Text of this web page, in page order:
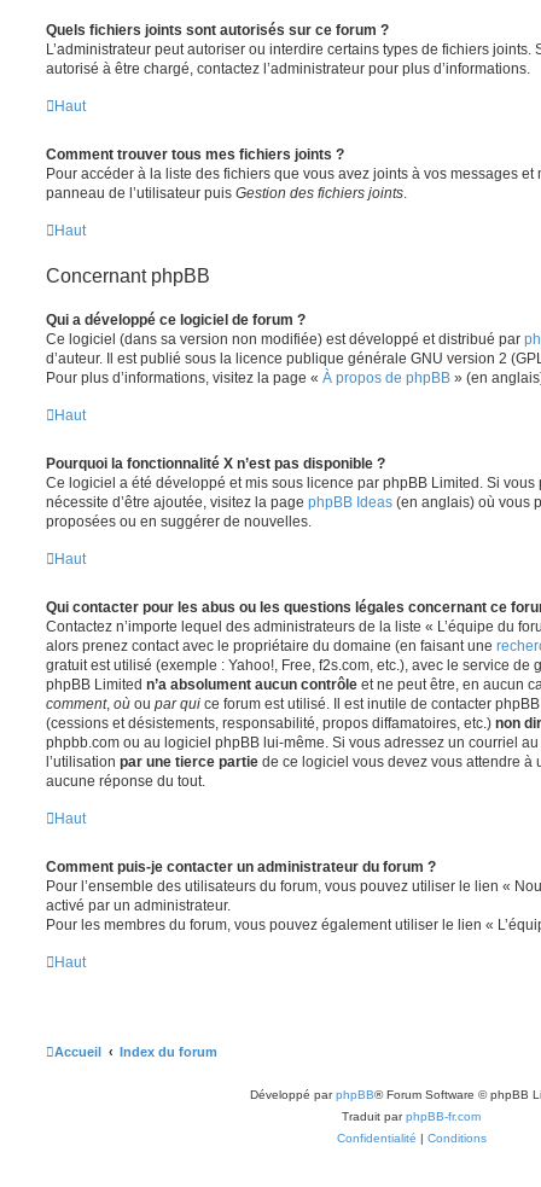
Quels fichiers joints sont autorisés sur ce forum ?
L’administrateur peut autoriser ou interdire certains types de fichiers joints.
autorisé à être chargé, contactez l’administrateur pour plus d’informations.
Haut
Comment trouver tous mes fichiers joints ?
Pour accéder à la liste des fichiers que vous avez joints à vos messages
panneau de l’utilisateur puis Gestion des fichiers joints
Haut
Concernant phpBB
Qui a développé ce logiciel de forum ?
Ce logiciel (dans sa version non modifiée) est développé et distribué par
d’auteur. Il est publié sous la licence publique générale GNU version 2
Pour plus d’informations, visitez la page « À propos de phpBB » (en
Haut
Pourquoi la fonctionnalité X n’est pas disponible ?
Ce logiciel a été développé et mis sous licence par phpBB Limited. Si vous
nécessite d’être ajoutée, visitez la page phpBB Ideas (en anglais) où vous
proposées ou en suggérer de nouvelles.
Haut
Qui contacter pour les abus ou les questions légales concernant ce
Contactez n’importe lequel des administrateurs de la liste « L’équipe du
alors prenez contact avec le propriétaire du domaine (en faisant une
gratuit est utilisé (exemple : Yahoo!, Free, f2s.com, etc.), avec le service de
phpBB Limited n’a absolument aucun contrôle et ne peut être, en aucun
comment, où ou par qui ce forum est utilisé. Il est inutile de contacter
(cessions et désistements, responsabilité, propos diffamatoires, etc.) non
phpbb.com ou au logiciel phpBB lui-même. Si vous adressez un courriel
l’utilisation par une tierce partie de ce logiciel vous devez vous attendre à
aucune réponse du tout.
Haut
Comment puis-je contacter un administrateur du forum ?
Pour l’ensemble des utilisateurs du forum, vous pouvez utiliser le lien «
activé par un administrateur.
Pour les membres du forum, vous pouvez également utiliser le lien «
Haut
Accueil Index du forum
Développé parphpBB® Forum Software © phpBB
Traduit parphpBB-fr.com
Confidentialité | Conditions